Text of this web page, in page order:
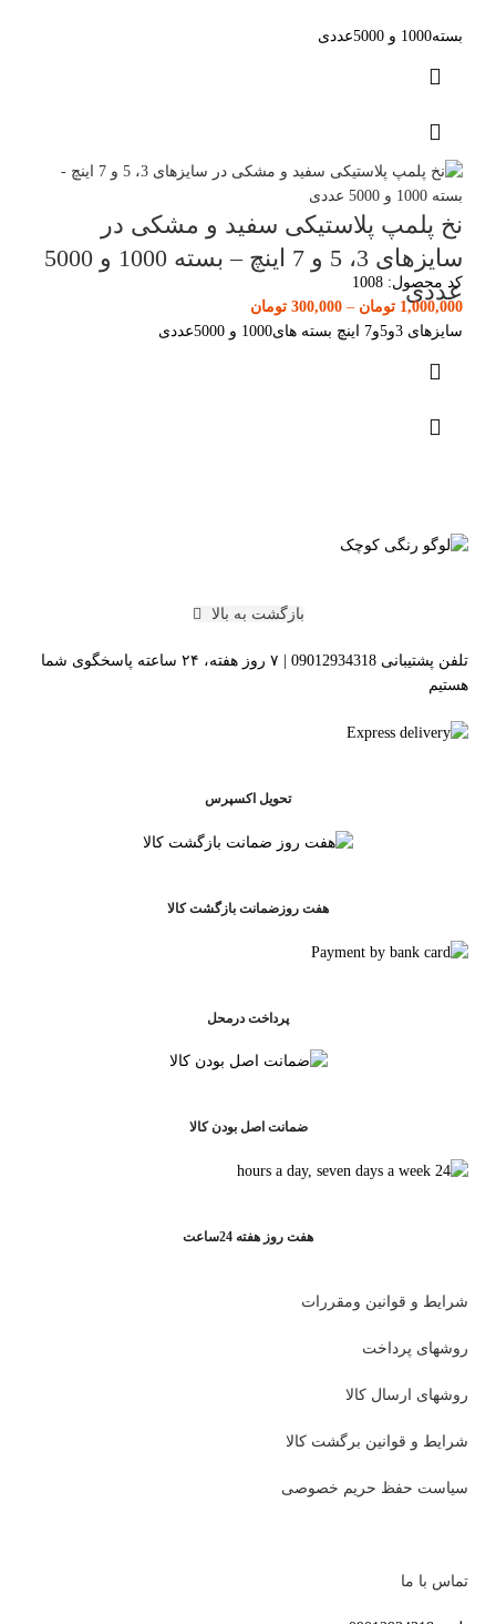
بسته1000 و 5000عددی
نخ پلمپ پلاستیکی سفید و مشکی در
سایزهای 3، 5 و 7 اینچ – بسته 1000 و 5000
عددی
کد محصول: 1008
1,000,000 تومان –
300,000 تومان
سایزهای 3و5و7 اینچ بسته های1000 و 5000عددی
بازگشت به بالا
تلفن پشتیبانی 09012934318 | ۷ روز هفته، ۲۴ ساعته پاسخگوی شما
هستیم
تحویل اکسپرس
هفت روزضمانت بازگشت کالا
پرداخت درمحل
ضمانت اصل بودن کالا
هفت روز هفته 24ساعت
شرایط و قوانین ومقررات
روشهای پرداخت
روشهای ارسال کالا
شرایط و قوانین برگشت کالا
سیاست حفظ حریم خصوصی
تماس با ما